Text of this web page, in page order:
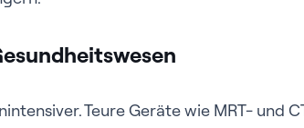
Teure Geräte wie MRT- und